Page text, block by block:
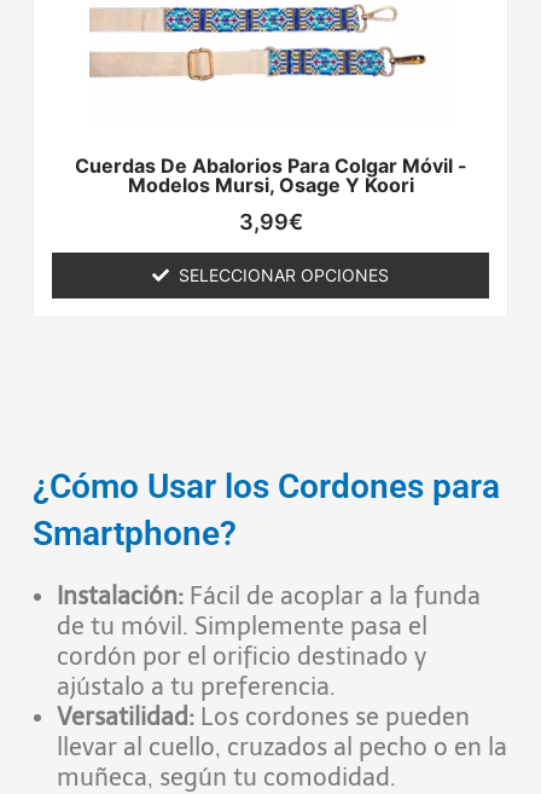
Cuerdas De Abalorios Para Colgar Móvil -
Modelos Mursi, Osage Y Koori
3,99€
SELECCIONAR OPCIONES
elegir
la
¿Cómo Usar los Cordones para
Smartphone?
Instalación: Fácil de acoplar a la funda
de tu móvil. Simplemente pasa el
cordón por el orificio destinado y
ajústalo a tu preferencia.
Versatilidad: Los cordones se pueden
llevar al cuello, cruzados al pecho o en la
muñeca, según tu comodidad.